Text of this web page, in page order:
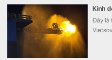
Kinh
Đây là